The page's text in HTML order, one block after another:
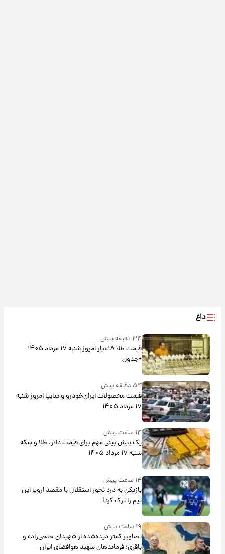
داغ
۳۴ دقیقه پیش
قیمت طلا ۱۸عیار امروز شنبه ۱۷ مرداد ۱۴۰۵
+جدول
۵۴ دقیقه پیش
قیمت محصولات ایران‌خودرو و سایپا امروز شنبه
۱۷ مرداد ۱۴۰۵
۱۴ ساعت پیش
یک پیش ‌بینی مهم برای قیمت دلار، طلا و سکه
شنبه ۱۷ مرداد ۱۴۰۵
۱۴ ساعت پیش
بازیکن به درد نخور استقلال با مقصد اروپا این
تیم را ترک کرد!
۱۹ ساعت پیش
تصاویر کمتر دیده‌شده از شهیدان حاجی‌زاده و
باقری؛ فرماندهان شهید هوافضای ایران